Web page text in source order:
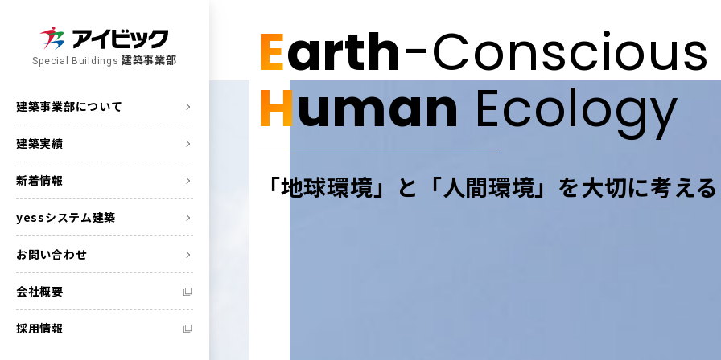
Special Buildings 建築事業部
建築事業部について
建築実績
新着情報
yessシステム建築
お問い合わせ
会社概要
採用情報
Earth-Conscious
Human Ecology
「地球環境」と「人間環境」を大切に考える